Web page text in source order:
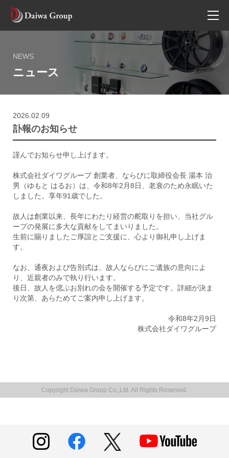
CORPORATE
CEOメッセージ
55年のあゆみ
グループについて
グループ各社紹介
株式会社モトーレン東都
株式会社ファイブスター東都
株式会社モトーレン湘南
NEWS
ニュース
2026.02.09
訃報のお知らせ
謹んでお知らせ申し上げます。
株式会社ダイワグループ 創業者、ならびに取締役会長 湯本 治
男（ゆもと はるお）は、令和8年2月8日、老衰のため永眠いた
しました。享年91歳でした。
故人は創業以来、長年にわたり経営の舵取りを担い、当社グル
ープの発展に多大な貢献をしてまいりました。
生前に賜りましたご厚誼とご支援に、心より御礼申し上げま
す。
なお、通夜および告別式は、故人ならびにご遺族の意向によ
り、近親者のみで執り行います。
後日、故人を偲ぶお別れの会を開催する予定です。詳細が決ま
り次第、あらためてご案内申し上げます。
令和8年2月9日
株式会社ダイワグループ
Copyright Daiwa Group Co.,Ltd. All Rights Reserved.